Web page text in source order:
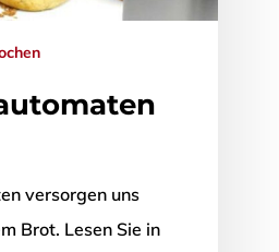
versorgen uns
Brot. Lesen Sie in